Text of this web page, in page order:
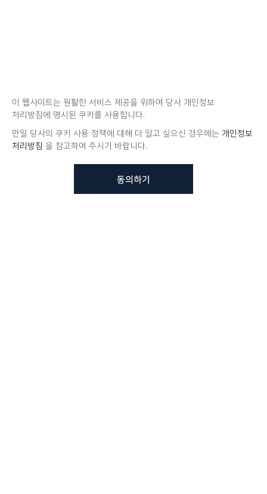
이 웹사이트는 원활한 서비스 제공을 위하여 당사 개인정보
처리방침에 명시된 쿠키를 사용합니다.
만일 당사의 쿠키 사용 정책에 대해 더 알고 싶으신 경우에는 개인정보
처리방침 을 참고하여 주시기 바랍니다.
동의하기